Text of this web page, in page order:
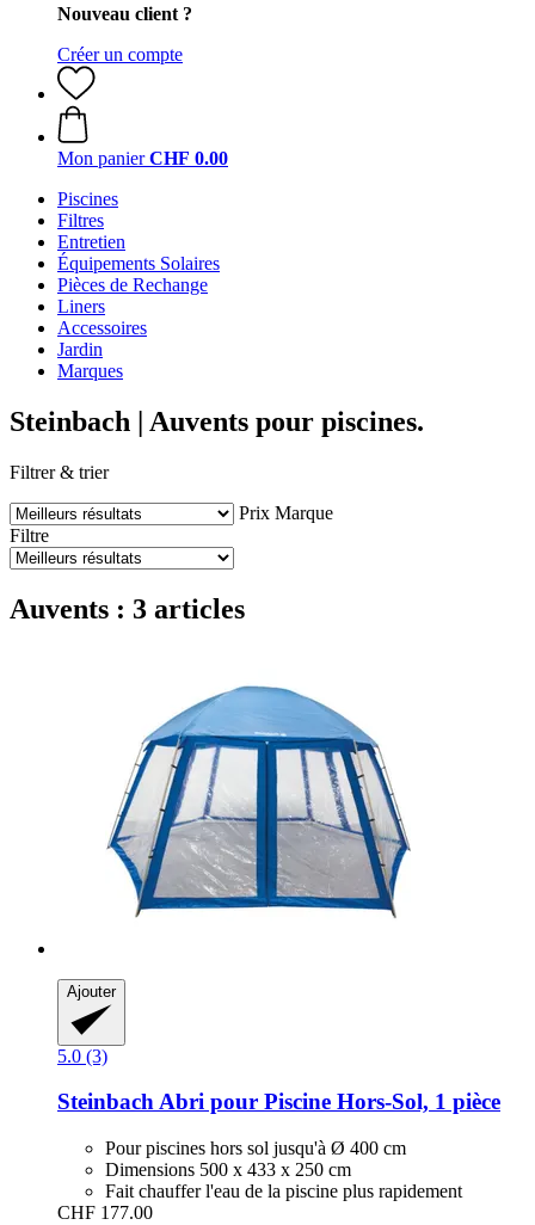
Nouveau client ?
Créer un compte
Mon panier CHF 0.00
Piscines
Filtres
Entretien
Équipements Solaires
Pièces de Rechange
Liners
Accessoires
Jardin
Marques
Steinbach | Auvents pour piscines.
Filtrer & trier
Prix Marque
Filtre
Auvents : 3 articles
Ajouter
5.0 (3)
SteinbachAbri pour Piscine Hors-​Sol, 1 pièce
Pour piscines hors sol jusqu'à Ø 400 cm
Dimensions 500 x 433 x 250 cm
Fait chauffer l'eau de la piscine plus rapidement
CHF 177.00